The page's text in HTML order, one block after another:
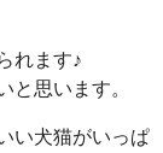
れます♪
と思います。
い犬猫がいっぱ